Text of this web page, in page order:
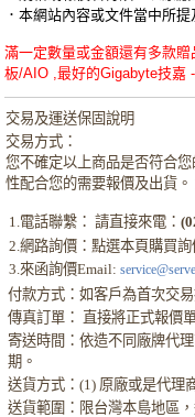
．本網站內容或文件當中所
滿一定數量或金額還有多款
板/AIO ,最好的Gigabyte技嘉
交易及運送保固說明
交易方式：
您不確定以上商品是否符合
性配合您的需要報價及出貨
1.電話聯繫： 請直接來電：
2.網路詢價：點選本頁購買
3.來函詢價Email:
付款方式：如客戶為首次交
傳真訂單： 直接將正式報價
寄送時間：依造不同廠牌代
期。
送貨方式：(1) 原廠或是代理
送貨範圍：限台灣本島地區